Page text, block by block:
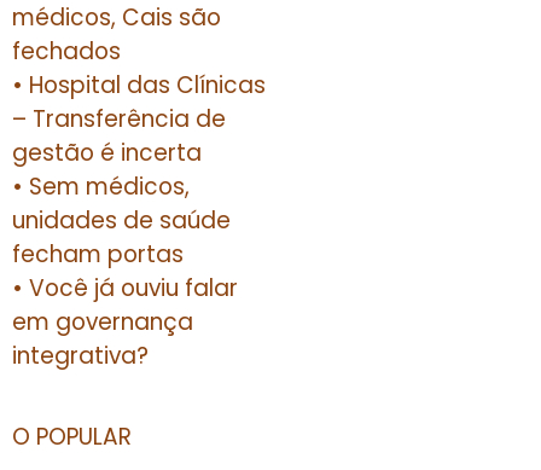
médicos, Cais são
fechados
• Hospital das Clínicas
– Transferência de
gestão é incerta
• Sem médicos,
unidades de saúde
fecham portas
• Você já ouviu falar
em governança
integrativa?
O POPULAR